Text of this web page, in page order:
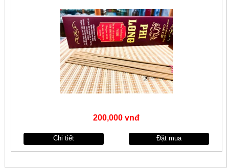
200,000 vnđ
Chi tiết Đặt mua